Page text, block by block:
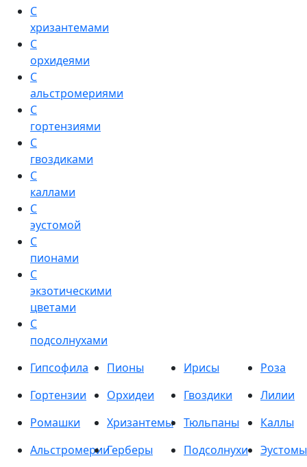
С
хризантемами
С
орхидеями
С
альстромериями
С
гортензиями
С
гвоздиками
С
каллами
С
эустомой
С
пионами
С
экзотическими
цветами
С
подсолнухами
Гипсофила
Пионы Ирисы
Роза
Гортензии
Орхидеи Гвоздики
Лилии
Ромашки
Хризантемы Тюльпаны
Каллы
АльстромерииГерберы Подсолнухи
Эустомы